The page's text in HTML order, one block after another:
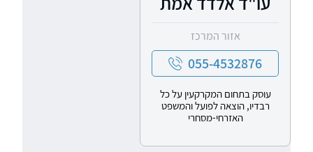
אזור המרכז
055-4532876
עוסק בתחום המקרקעין על כל
רבדיו, הוצאה לפועל והמשפט
האזרחי-מסחרי